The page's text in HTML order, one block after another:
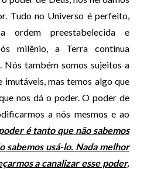
Tudo no Universo é perfeito,
ordem preestabelecida e
milênio, a Terra continua
Nós também somos sujeitos a
imutáveis, mas temos algo que
nos dá o poder. O poder de
a nós mesmos e ao
é tanto que não sabemos
sabemos usá-lo. Nada melhor
a canalizar esse poder,